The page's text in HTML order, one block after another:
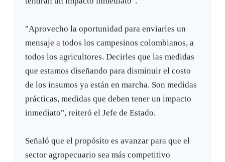
"Aprovecho la oportunidad para enviarles un
mensaje a todos los campesinos colombianos, a
todos los agricultores. Decirles que las medidas
que estamos diseñando para disminuir el costo
de los insumos ya están en marcha. Son medidas
prácticas, medidas que deben tener un impacto
inmediato", reiteró el Jefe de Estado.
Señaló que el propósito es avanzar para que el
sector agropecuario sea más competitivo